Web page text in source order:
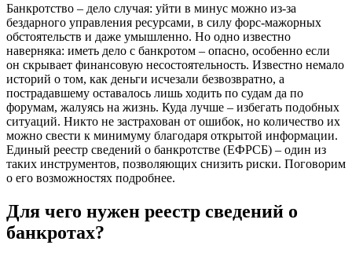
Банкротство – дело случая: уйти в минус можно из-за
бездарного управления ресурсами, в силу форс-мажорных
обстоятельств и даже умышленно. Но одно известно
наверняка: иметь дело с банкротом – опасно, особенно если
он скрывает финансовую несостоятельность. Известно немало
историй о том, как деньги исчезали безвозвратно, а
пострадавшему оставалось лишь ходить по судам да по
форумам, жалуясь на жизнь. Куда лучше – избегать подобных
ситуаций. Никто не застрахован от ошибок, но количество их
можно свести к минимуму благодаря открытой информации.
Единый реестр сведений о банкротстве (ЕФРСБ) – один из
таких инструментов, позволяющих снизить риски. Поговорим
о его возможностях подробнее.
Для чего нужен реестр сведений о
банкротах?